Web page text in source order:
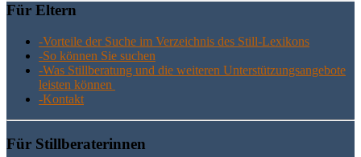
Für Eltern
-Vor­tei­le der Suche im Ver­zeich­nis des Still-Lexikons
-So kön­nen Sie suchen
-Was Still­be­ra­tung und die wei­te­ren Unter­stüt­zungs­an­ge­bo­te
leis­ten können
-Kon­takt
Für Still­be­ra­te­rin­nen